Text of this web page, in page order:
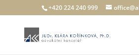
+420 224 240 999